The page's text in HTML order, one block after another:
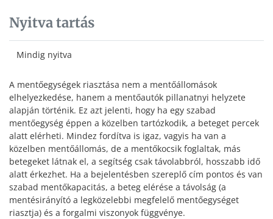
Nyitva tartás
Mindig nyitva
A mentőegységek riasztása nem a mentőállomások
elhelyezkedése, hanem a mentőautók pillanatnyi helyzete
alapján történik. Ez azt jelenti, hogy ha egy szabad
mentőegység éppen a közelben tartózkodik, a beteget percek
alatt elérheti. Mindez fordítva is igaz, vagyis ha van a
közelben mentőállomás, de a mentőkocsik foglaltak, más
betegeket látnak el, a segítség csak távolabbról, hosszabb idő
alatt érkezhet. Ha a bejelentésben szereplő cím pontos és van
szabad mentőkapacitás, a beteg elérése a távolság (a
mentésirányító a legközelebbi megfelelő mentőegységet
riasztja) és a forgalmi viszonyok függvénye.